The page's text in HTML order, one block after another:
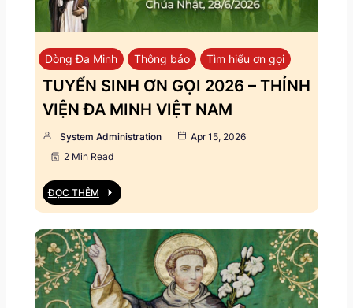
Dòng Đa Minh Thông báo Tìm hiểu ơn gọi
TUYỂN SINH ƠN GỌI 2026 – THỈNH
VIỆN ĐA MINH VIỆT NAM
System Administration
Apr 15, 2026
2 Min Read
ĐỌC THÊM